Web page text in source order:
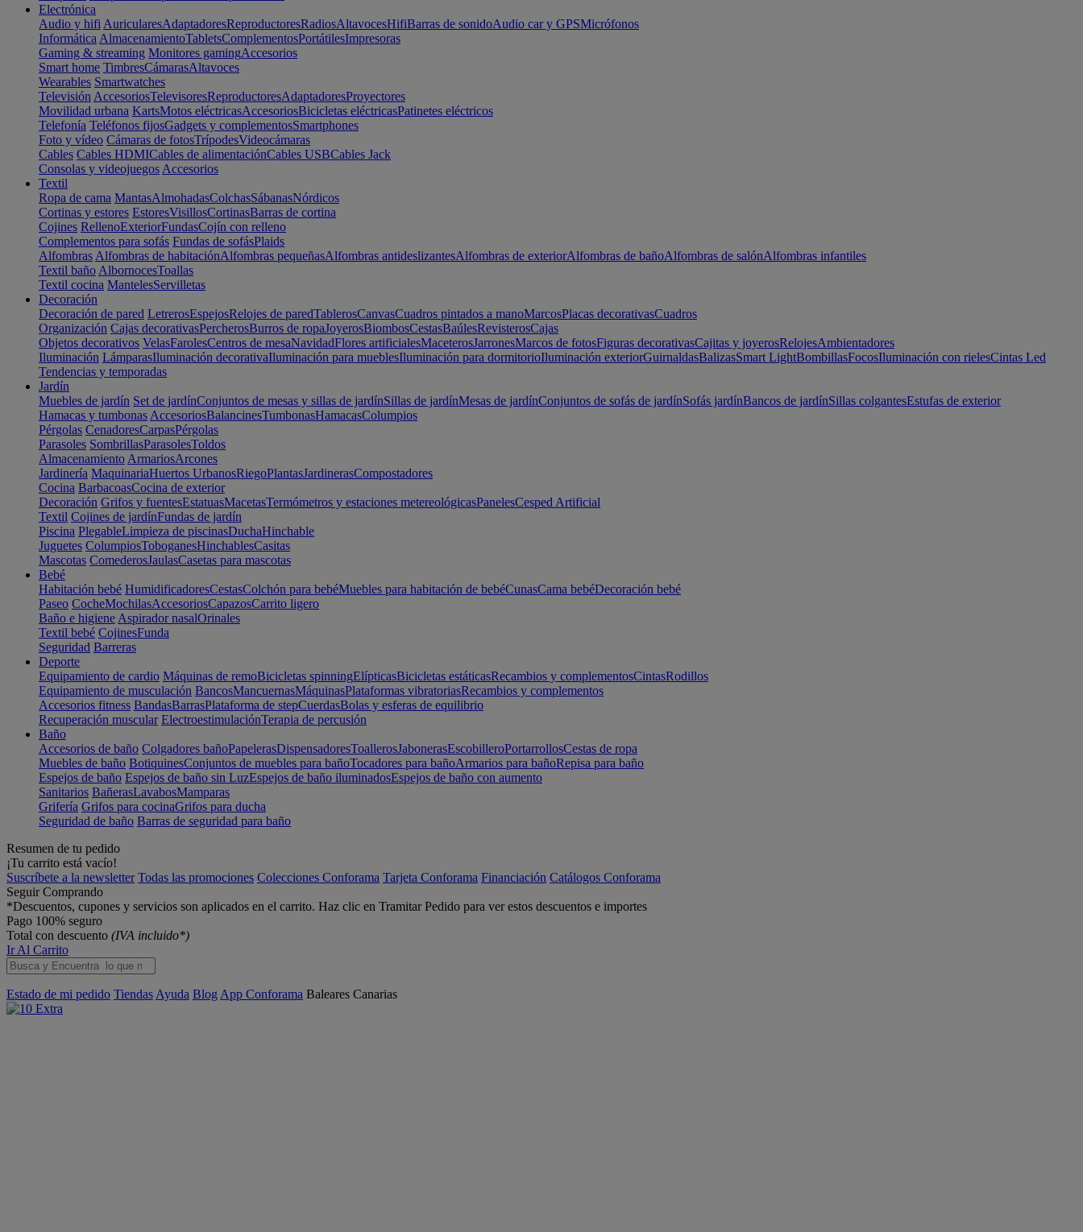
Electrónica
Audio y hifi AuricularesAdaptadoresReproductoresRadiosAltavocesHifiBarras de sonidoAudio car y GPSMicrófonos
Informática AlmacenamientoTabletsComplementosPortátilesImpresoras
Gaming & streaming Monitores gamingAccesorios
Smart home TimbresCámarasAltavoces
Wearables Smartwatches
Televisión AccesoriosTelevisoresReproductoresAdaptadoresProyectores
Movilidad urbana KartsMotos eléctricasAccesoriosBicicletas eléctricasPatinetes eléctricos
Telefonía Teléfonos fijosGadgets y complementosSmartphones
Foto y vídeo Cámaras de fotosTrípodesVideocámaras
Cables Cables HDMICables de alimentaciónCables USBCables Jack
Consolas y videojuegos Accesorios
Textil
Ropa de cama MantasAlmohadasColchasSábanasNórdicos
Cortinas y estores EstoresVisillosCortinasBarras de cortina
Cojines RellenoExteriorFundasCojín con relleno
Complementos para sofás Fundas de sofásPlaids
Alfombras Alfombras de habitaciónAlfombras pequeñasAlfombras antideslizantesAlfombras de exteriorAlfombras de bañoAlfombras de salónAlfombras infantiles
Textil baño AlbornocesToallas
Textil cocina MantelesServilletas
Decoración
Decoración de pared LetrerosEspejosRelojes de paredTablerosCanvasCuadros pintados a manoMarcosPlacas decorativasCuadros
Organización Cajas decorativasPercherosBurros de ropaJoyerosBiombosCestasBaúlesRevisterosCajas
Objetos decorativos VelasFarolesCentros de mesaNavidadFlores artificialesMaceterosJarronesMarcos de fotosFiguras decorativasCajitas y joyerosRelojesAmbientadores
Iluminación LámparasIluminación decorativaIluminación para mueblesIluminación para dormitorioIluminación exteriorGuirnaldasBalizasSmart LightBombillasFocosIluminación con rielesCintas Led
Tendencias y temporadas
Jardín
Muebles de jardín Set de jardínConjuntos de mesas y sillas de jardínSillas de jardínMesas de jardínConjuntos de sofás de jardínSofás jardínBancos de jardínSillas colgantesEstufas de exterior
Hamacas y tumbonas AccesoriosBalancinesTumbonasHamacasColumpios
Pérgolas CenadoresCarpasPérgolas
Parasoles SombrillasParasolesToldos
Almacenamiento ArmariosArcones
Jardinería MaquinariaHuertos UrbanosRiegoPlantasJardinerasCompostadores
Cocina BarbacoasCocina de exterior
Decoración Grifos y fuentesEstatuasMacetasTermómetros y estaciones metereológicasPanelesCesped Artificial
Textil Cojines de jardínFundas de jardín
Piscina PlegableLimpieza de piscinasDuchaHinchable
Juguetes ColumpiosToboganesHinchablesCasitas
Mascotas ComederosJaulasCasetas para mascotas
Bebé
Habitación bebé HumidificadoresCestasColchón para bebéMuebles para habitación de bebéCunasCama bebéDecoración bebé
Paseo CocheMochilasAccesoriosCapazosCarrito ligero
Baño e higiene Aspirador nasalOrinales
Textil bebé CojinesFunda
Seguridad Barreras
Deporte
Equipamiento de cardio Máquinas de remoBicicletas spinningElípticasBicicletas estáticasRecambios y complementosCintasRodillos
Equipamiento de musculación BancosMancuernasMáquinasPlataformas vibratoriasRecambios y complementos
Accesorios fitness BandasBarrasPlataforma de stepCuerdasBolas y esferas de equilibrio
Recuperación muscular ElectroestimulaciónTerapia de percusión
Baño
Accesorios de baño Colgadores bañoPapelerasDispensadoresToallerosJabonerasEscobilleroPortarrollosCestas de ropa
Muebles de baño BotiquinesConjuntos de muebles para bañoTocadores para bañoArmarios para bañoRepisa para baño
Espejos de baño Espejos de baño sin LuzEspejos de baño iluminadosEspejos de baño con aumento
Sanitarios BañerasLavabosMamparas
Grifería Grifos para cocinaGrifos para ducha
Seguridad de baño Barras de seguridad para baño
Resumen de tu pedido
¡Tu carrito está vacío!
Suscríbete a la newsletter Todas las promociones Colecciones Conforama Tarjeta Conforama Financiación Catálogos Conforama
Seguir Comprando
*Descuentos, cupones y servicios son aplicados en el carrito. Haz clic en Tramitar Pedido para ver estos descuentos e importes
Pago 100% seguro
Total con descuento (IVA incluido*)
Ir Al Carrito
Estado de mi pedido Tiendas Ayuda Blog App Conforama Baleares Canarias